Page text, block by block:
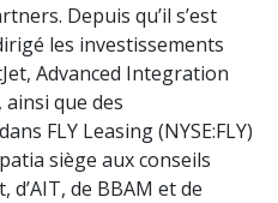
Depuis qu’il s’est
les investissements
Advanced Integration
que des
FLY Leasing (NYSE:FLY)
siège aux conseils
d’AIT, de BBAM et de